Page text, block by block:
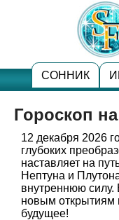
СОННИК
Гороскоп
12 декабря 2026
глубоких
наставляет на
Нептуна и
внутреннюю силу.
новым открытиям
будущее!